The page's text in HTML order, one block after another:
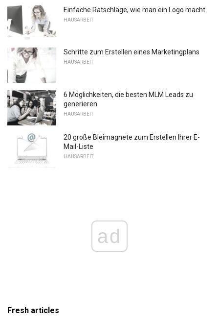
Einfache Ratschläge, wie man ein Logo macht
HAUSARBEIT
Schritte zum Erstellen eines Marketingplans
HAUSARBEIT
6 Möglichkeiten, die besten MLM Leads zu
generieren
HAUSARBEIT
20 große Bleimagnete zum Erstellen Ihrer E-
Mail-Liste
HAUSARBEIT
ad
Fresh articles